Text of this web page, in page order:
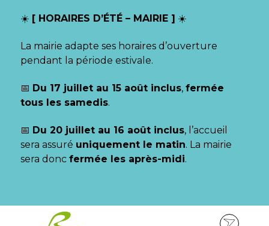
☀️ [ HORAIRES D’ÉTÉ – MAIRIE ] ☀️
La mairie adapte ses horaires d’ouverture
pendant la période estivale.
📅 Du 17 juillet au 15 août inclus, fermée
tous les samedis.
📅 Du 20 juillet au 16 août inclus, l’accueil
sera assuré uniquement le matin. La mairie
sera donc fermée les après-midi.